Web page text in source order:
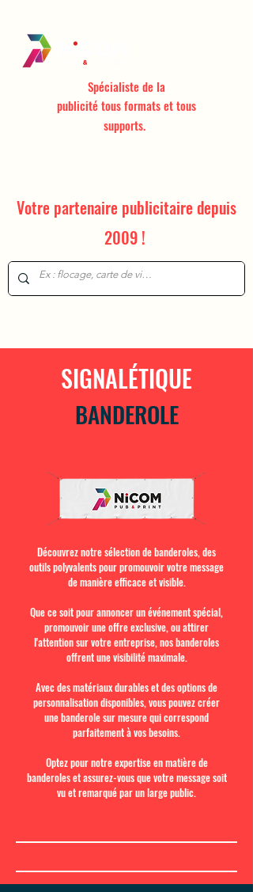
Votre partenaire publicitaire depuis
2009 !
Spécialiste de la
publicité tous formats et tous
supports.
SIGNALÉTIQUE
BANDEROLE
Découvrez notre sélection de banderoles, des
outils polyvalents pour promouvoir votre message
de manière efficace et visible.
Que ce soit pour annoncer un événement spécial,
promouvoir une offre exclusive, ou attirer
l'attention sur votre entreprise, nos banderoles
offrent une visibilité maximale.
Avec des matériaux durables et des options de
personnalisation disponibles, vous pouvez créer
une banderole sur mesure qui correspond
parfaitement à vos besoins.
Optez pour notre expertise en matière de
banderoles et assurez-vous que votre message soit
vu et remarqué par un large public.